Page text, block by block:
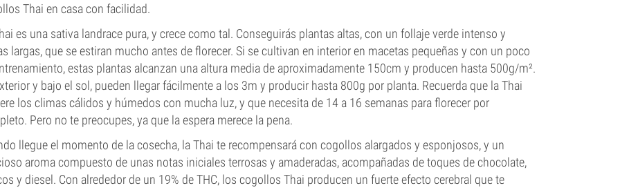
Thai en casa con facilidad.
es una sativa landrace pura, y crece como tal. Conseguirás plantas altas, con un follaje verde intenso y
largas, que se estiran mucho antes de florecer. Si se cultivan en interior en macetas pequeñas y con un poco
estas plantas alcanzan una altura media de aproximadamente 150cm y producen hasta 500g/m².
y bajo el sol, pueden llegar fácilmente a los 3m y producir hasta 800g por planta. Recuerda que la Thai
los climas cálidos y húmedos con mucha luz, y que necesita de 14 a 16 semanas para florecer por
Pero no te preocupes, ya que la espera merece la pena.
llegue el momento de la cosecha, la Thai te recompensará con cogollos alargados y esponjosos, y un
aroma compuesto de unas notas iniciales terrosas y amaderadas, acompañadas de toques de chocolate,
y diesel. Con alrededor de un 19% de THC, los cogollos Thai producen un fuerte efecto cerebral que te